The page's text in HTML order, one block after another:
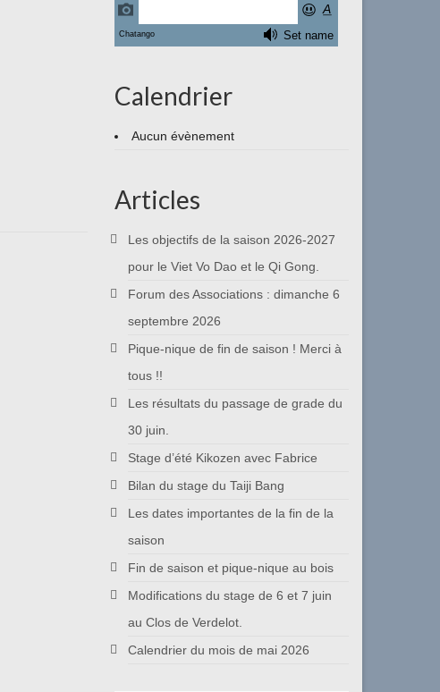
Calendrier
Aucun évènement
Articles
Les objectifs de la saison 2026-2027
pour le Viet Vo Dao et le Qi Gong.
Forum des Associations : dimanche 6
septembre 2026
Pique-nique de fin de saison ! Merci à
tous !!
Les résultats du passage de grade du
30 juin.
Stage d’été Kikozen avec Fabrice
Bilan du stage du Taiji Bang
Les dates importantes de la fin de la
saison
Fin de saison et pique-nique au bois
Modifications du stage de 6 et 7 juin
au Clos de Verdelot.
Calendrier du mois de mai 2026